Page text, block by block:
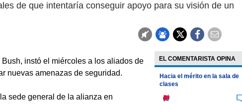
de que intentaría conseguir apoyo para su visión de un
instó el miércoles a los aliados de
nuevas amenazas de seguridad.
sede general de la alianza en
EL COMENTARISTA OPINA
Hacia el mérito en la sala de
clases